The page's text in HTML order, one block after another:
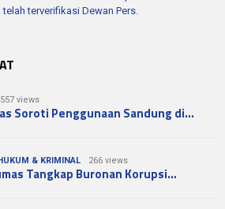
terverifikasi Dewan Pers.
557 views
Soroti Penggunaan Sandung di…
& KRIMINAL 266 views
Tangkap Buronan Korupsi…